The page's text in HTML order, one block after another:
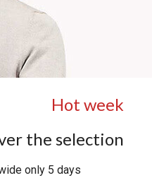
Hot week
the selection
only 5 days